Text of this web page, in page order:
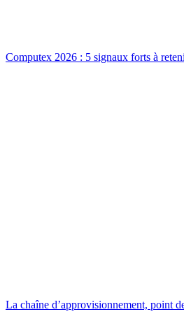
Computex 2026 : 5 signaux forts à
La chaîne d’approvisionnement, point